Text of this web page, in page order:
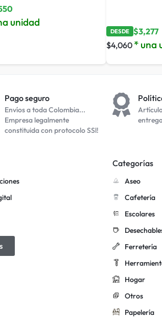
unidad
DESDE $3,277
$4,060 * una
Pago seguro
Envíos a toda Colombia...
Empresa legalmente
constituida con protocolo SSl!
Categorías
Aseo
Cafetería
Escolares
Ferretería
Hogar
Otros
Papelería